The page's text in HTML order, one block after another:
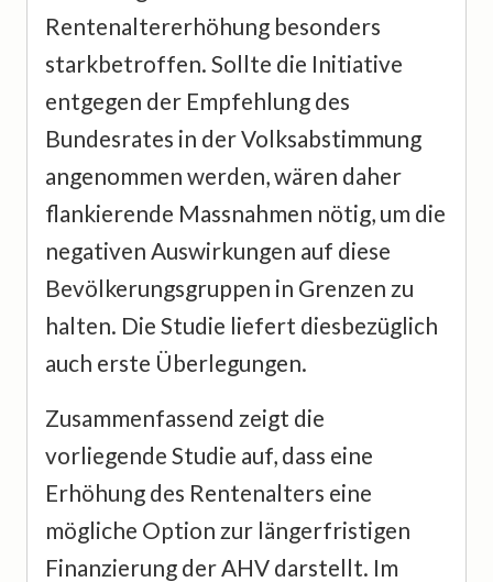
Rentenaltererhöhung besonders
starkbetroffen. Sollte die Initiative
entgegen der Empfehlung des
Bundesrates in der Volksabstimmung
angenommen werden, wären daher
flankierende Massnahmen nötig, um die
negativen Auswirkungen auf diese
Bevölkerungsgruppen in Grenzen zu
halten. Die Studie liefert diesbezüglich
auch erste Überlegungen.
Zusammenfassend zeigt die
vorliegende Studie auf, dass eine
Erhöhung des Rentenalters eine
mögliche Option zur längerfristigen
Finanzierung der AHV darstellt. Im